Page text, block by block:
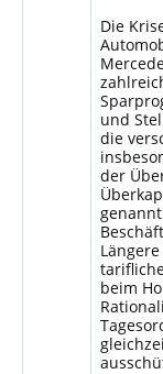
Die
und
die
der
beim